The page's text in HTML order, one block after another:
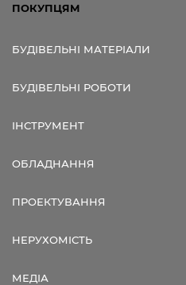
ПОКУПЦЯМ
БУДІВЕЛЬНІ МАТЕРІАЛИ
БУДІВЕЛЬНІ РОБОТИ
ІНСТРУМЕНТ
ОБЛАДНАННЯ
ПРОЕКТУВАННЯ
НЕРУХОМІСТЬ
МЕДІА